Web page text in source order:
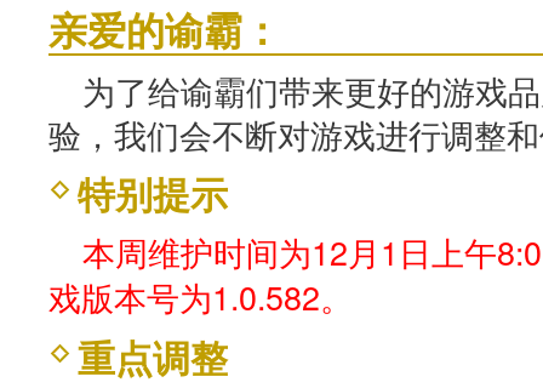
亲爱的谕霸：
为了给谕霸们带来更好的游戏
验，我们会不断对游戏进行调整
特别提示
本周维护时间为12月1日上午
戏版本号为1.0.582。
重点调整